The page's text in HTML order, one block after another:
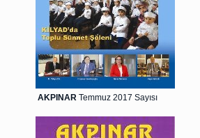
AKPINAR Temmuz 2017 Sayısı